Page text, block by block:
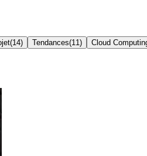
(14) Tendances(11 ) Cloud